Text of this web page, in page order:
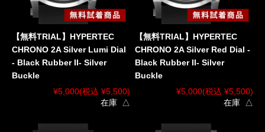
【無料TRIAL】HYPERTEC
CHRONO 2A Silver Lumi Dial
- Black Rubber II- Silver
Buckle
¥5,000(税込 ¥5,500)
在庫 △
【無料TRIAL】HYPERTEC
CHRONO 2A Silver Red Dial -
Black Rubber II- Silver
Buckle
¥5,000(税込 ¥5,500)
在庫 △